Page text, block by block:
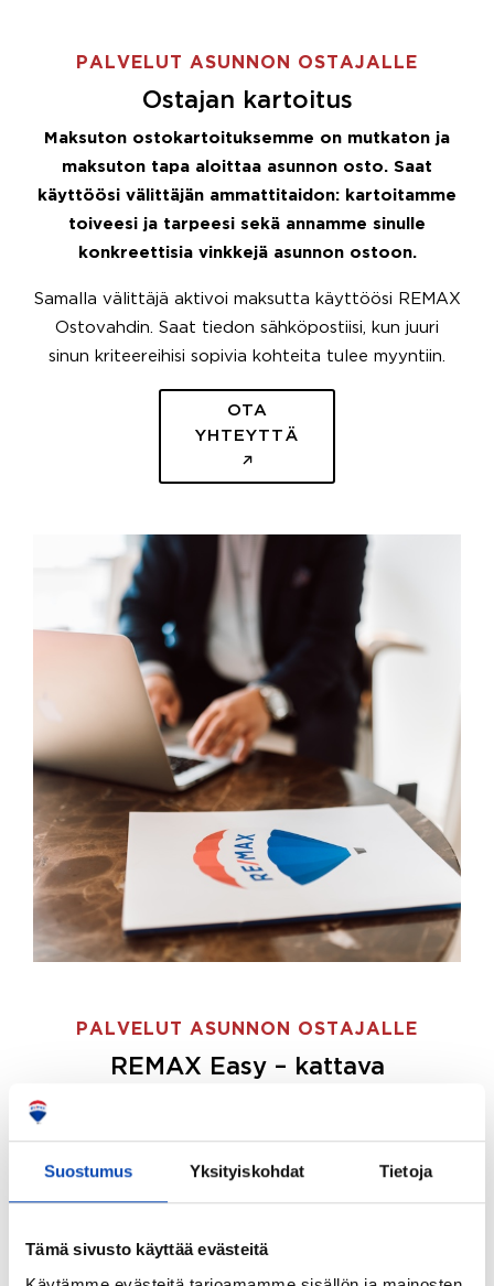
Suostumus Yksityiskohdat Tietoja
Tämä sivusto käyttää evästeitä
PALVELUT ASUNNON OSTAJALLE
Ostajan kartoitus
Maksuton ostokartoituksemme on mutkaton ja
maksuton tapa aloittaa asunnon osto. Saat
käyttöösi välittäjän ammattitaidon: kartoitamme
toiveesi ja tarpeesi sekä annamme sinulle
konkreettisia vinkkejä asunnon ostoon.
Samalla välittäjä aktivoi maksutta käyttöösi REMAX
Ostovahdin. Saat tiedon sähköpostiisi, kun juuri
sinun kriteereihisi sopivia kohteita tulee myyntiin.
OTA
YHTEYTTÄ
PALVELUT ASUNNON OSTAJALLE
REMAX Easy – kattava
ostajille.
Tee ostotoimeksianto ja etsimme juuri